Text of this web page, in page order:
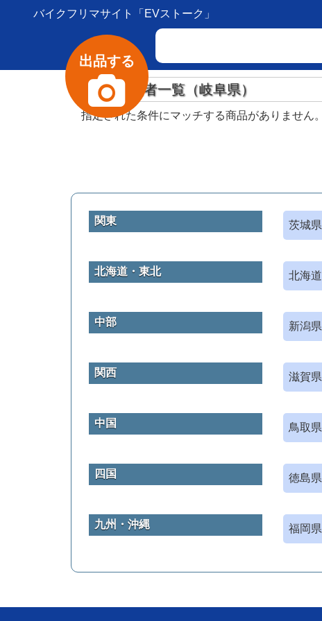
バイクフリマサイト「EVストーク」
出品する
登録業者一覧（岐阜県）
指定された条件にマッチする商品がありません。
関東 茨城県
北海道・東北 北海道
中部 新潟県
関西 滋賀県
中国 鳥取県
四国 徳島県
九州・沖縄 福岡県